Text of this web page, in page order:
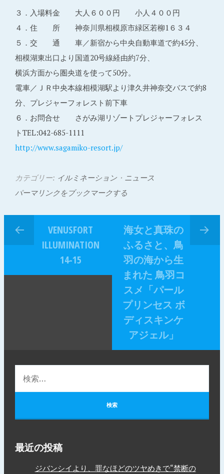
３．入場料金 大人６００円 小人４００円
４．住 所 神奈川県相模原市緑区若柳1６３４
５．交 通 車／新宿から中央自動車道で約45分、
相模湖東出口より国道20号線経由約7分、
横浜方面から圏央道を使って50分。
電車／ＪＲ中央本線相模湖駅より津久井神奈交バスで約8
分、プレジャーフォレスト前下車
６．お問合せ さがみ湖リゾートプレジャーフォレス
トTEL:042-685-1111
http://www.sagamiko-resort.jp/
カテゴリー: イルミネーション・ ニュース
パーマリンクをブックマークする
VENUSFORT
ILLUMINATION
14-15
海女と真珠の
ふるさと、鳥
羽の海から生
まれた 鳥羽コ
スメ「パール
プリンセス ボ
ディスキンケ
アジェル」
最近の投稿
ジバンシイより、罪なほどのツヤめきで“禁断の